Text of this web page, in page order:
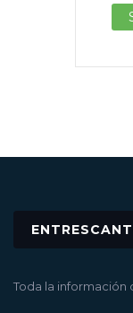
Toda la información